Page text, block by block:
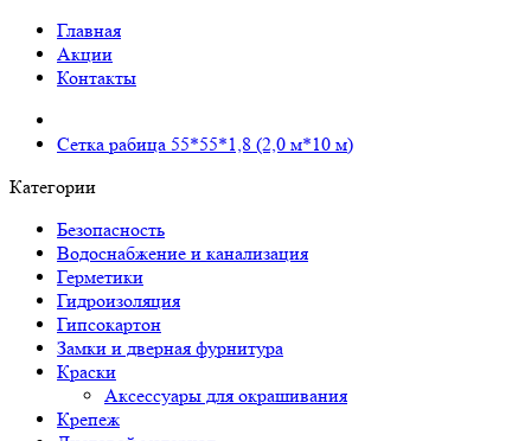
Главная
Акции
Контакты
Сетка рабица 55*55*1,8 (2,0 м*10 м)
Категории
Безопасность
Водоснабжение и канализация
Герметики
Гидроизоляция
Гипсокартон
Замки и дверная фурнитура
Краски
Аксессуары для окрашивания
Крепеж